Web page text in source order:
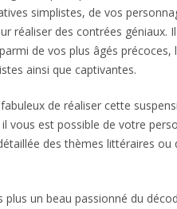
simplistes, de vos
réaliser des contrées géniaux.
de vos plus âgés
ainsi que captivantes.
de réaliser cette
est possible de votre
des thèmes littéraires
un beau passionné du